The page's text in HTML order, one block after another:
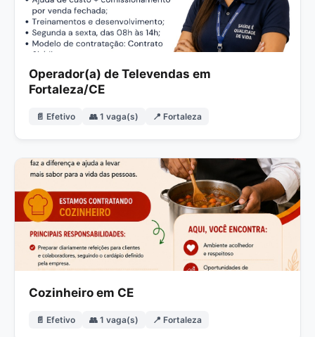
Operador(a) de Televendas em
Fortaleza/CE
📄 Efetivo 👥 1 vaga(s) 📍 Fortaleza
Cozinheiro em CE
📄 Efetivo 👥 1 vaga(s) 📍 Fortaleza